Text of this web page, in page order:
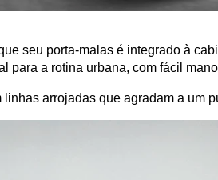
seu porta-malas é integrado à
para a rotina urbana, com fácil
arrojadas que agradam a um